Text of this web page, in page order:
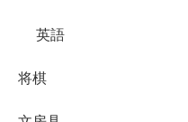
英語
将棋